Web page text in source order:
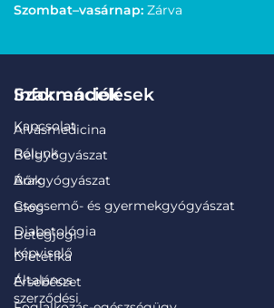
Szombat–vasárnap: Zárva
Információk
Kapcsolat
Rólunk
Árak
Blog
Betegjogi
képviselő
Általános
szerződési
Szakrendelések
Alvásmedicina
Belgyógyászat
Bőrgyógyászat
Csecsemő- és gyermekgyógyászat
Diabetológia
Dietetika
Érsebészet